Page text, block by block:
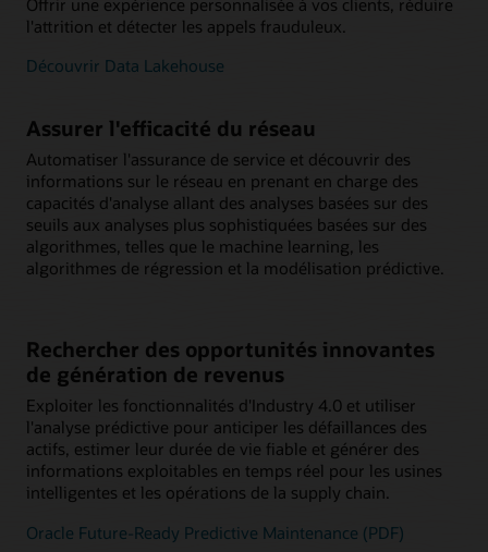
l'attrition et détecter les appels frauduleux.
Découvrir Data Lakehouse
Assurer l'efficacité du réseau
Automatiser l'assurance de service et découvrir des
informations sur le réseau en prenant en charge des
capacités d'analyse allant des analyses basées sur des
seuils aux analyses plus sophistiquées basées sur des
algorithmes, telles que le machine learning, les
algorithmes de régression et la modélisation prédictive.
Rechercher des opportunités innovantes
de génération de revenus
Exploiter les fonctionnalités d'Industry 4.0 et utiliser
l'analyse prédictive pour anticiper les défaillances des
actifs, estimer leur durée de vie fiable et générer des
informations exploitables en temps réel pour les usines
intelligentes et les opérations de la supply chain.
Oracle Future-Ready Predictive Maintenance (PDF)